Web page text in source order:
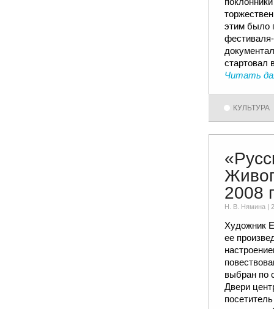
этим было
стартовал
Читать
КУЛЬТУРА
2008 г
Н. В. Няминa |
Художник
ее
выбран по
Двери